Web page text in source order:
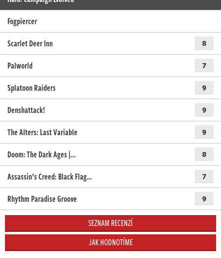
Fogpiercer
Scarlet Deer Inn
8
Palworld 7
Splatoon Raiders 9
Denshattack! 9
The Alters: Last Variable 9
Doom: The Dark Ages |… 8
Assassin’s Creed: Black Flag… 7
Rhythm Paradise Groove 9
SEZNAM RECENZÍ
JAK HODNOTÍME